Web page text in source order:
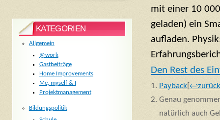
mit einer 10
geladen) ein
aufladen.
Den Rest des
Payback[
Genau
natürlich auch
KATEGORIEN
Allgemein
@work
Gastbeiträge
Home Improvements
Me, myself & I
Projektmanagement
Bildungspolitik